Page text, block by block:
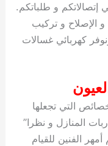
و طلباتكم.
و الإصلاح و تركيب
كهربائي غسالات
التي تجعلها
المنازل و نظرا”
الفنين للقيام